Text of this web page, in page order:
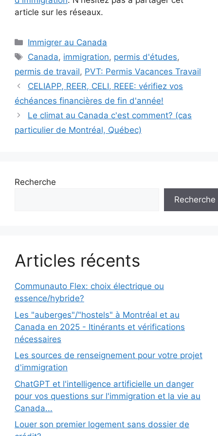
article sur les réseaux.
Catégories
Immigrer au Canada
Étiquettes
Canada, immigration, permis d'études,
permis de travail, PVT: Permis Vacances Travail
CELIAPP, REER, CELI, REEE: vérifiez vos
échéances financières de fin d'année!
Le climat au Canada c'est comment? (cas
particulier de Montréal, Québec)
Recherche
Recherche
Articles récents
Communauto Flex: choix électrique ou
essence/hybride?
Les "auberges"/"hostels" à Montréal et au
Canada en 2025 - Itinérants et vérifications
nécessaires
Les sources de renseignement pour votre projet
d'immigration
ChatGPT et l'intelligence artificielle un danger
pour vos questions sur l'immigration et la vie au
Canada...
Louer son premier logement sans dossier de